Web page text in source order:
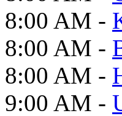
8:00 AM -
8:00 AM -
8:00 AM -
9:00 AM -